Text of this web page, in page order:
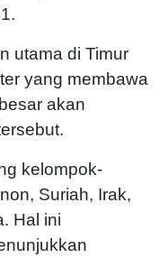
utama di Timur
yang membawa
akan
kelompok-
Suriah, Irak,
Hal ini